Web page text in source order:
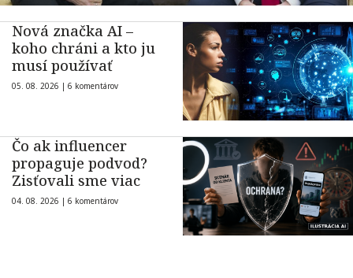
Nová značka AI –
koho chráni a kto ju
musí používať
05. 08. 2026 | 6 komentárov
Čo ak influencer
propaguje podvod?
Zisťovali sme viac
04. 08. 2026 | 6 komentárov